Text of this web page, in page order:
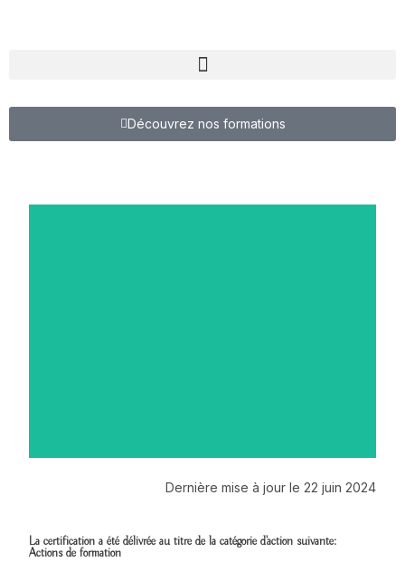
Découvrez nos formations
Dernière mise à jour le 22 juin 2024
La certification a été délivrée au titre de la catégorie d'action suivante:
Actions de formation